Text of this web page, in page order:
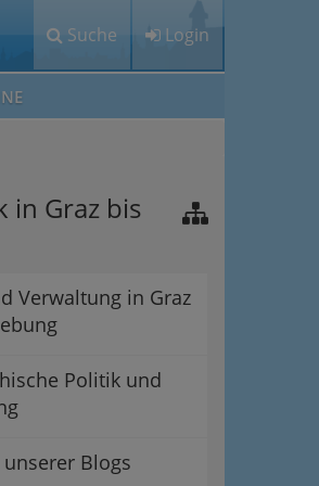
Suche Login
in Graz bis
Verwaltung in Graz
Politik und
unserer Blogs